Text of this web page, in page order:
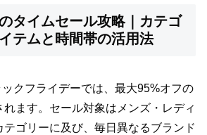
タイムセール攻略｜カテゴ
テムと時間帯の活用法
クフライデーでは、最大95%オフの
ます。セール対象はメンズ・レディ
ゴリーに及び、毎日異なるブランド